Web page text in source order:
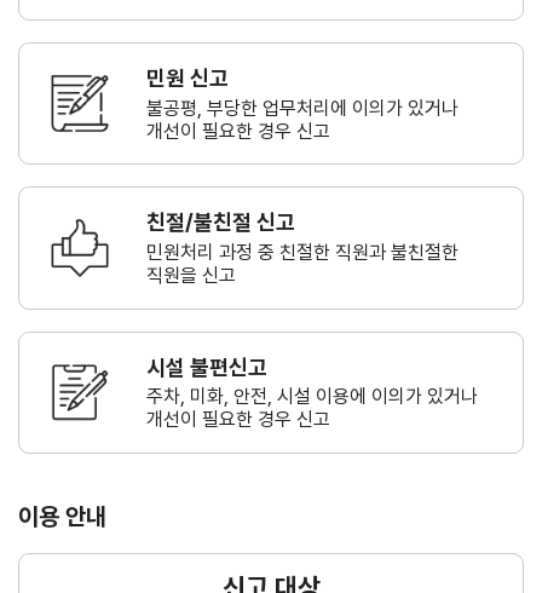
민원 신고
불공평, 부당한 업무처리에 이의가 있거나
개선이 필요한 경우 신고
친절/불친절 신고
민원처리 과정 중 친절한 직원과불친절한
직원을 신고
시설 불편신고
주차, 미화, 안전, 시설 이용에 이의가 있거나
개선이 필요한 경우 신고
이용 안내